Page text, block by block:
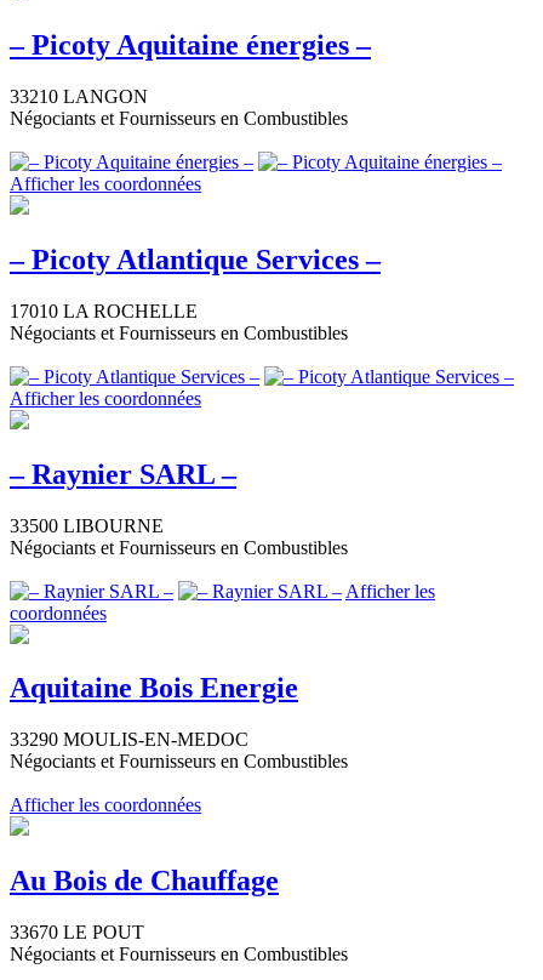
– Picoty Aquitaine énergies –
33210 LANGON
Négociants et Fournisseurs en Combustibles
Afficher les coordonnées
– Picoty Atlantique Services –
17010 LA ROCHELLE
Négociants et Fournisseurs en Combustibles
Afficher les coordonnées
– Raynier SARL –
33500 LIBOURNE
Négociants et Fournisseurs en Combustibles
Afficher les
coordonnées
Aquitaine Bois Energie
33290 MOULIS-EN-MEDOC
Négociants et Fournisseurs en Combustibles
Afficher les coordonnées
Au Bois de Chauffage
33670 LE POUT
Négociants et Fournisseurs en Combustibles